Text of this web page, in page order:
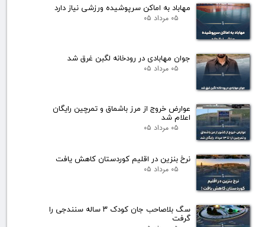
مهاباد به اماکن سرپوشیده ورزشی نیاز دارد
۰۵ مرداد ۰۵
جوان مهابادی در رودخانه لگبن غرق شد
۰۵ مرداد ۰۵
عوارض خروج از مرز باشماق و تمرچین رایگان
اعلام شد
۰۵ مرداد ۰۵
نرخ بنزین در اقلیم کوردستان کاهش یافت
۰۵ مرداد ۰۵
سگ بلاصاحب جان کودک ۳ ساله سنندجی را
گرفت